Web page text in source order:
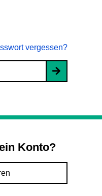
vergessen?
Konto?